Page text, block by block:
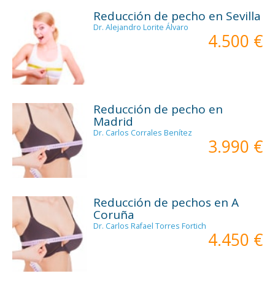
Reducción de pecho en Sevilla
Dr. Alejandro Lorite Álvaro
4.500 €
Reducción de pecho en
Madrid
Dr. Carlos Corrales Benítez
3.990 €
Reducción de pechos en A
Coruña
Dr. Carlos Rafael Torres Fortich
4.450 €